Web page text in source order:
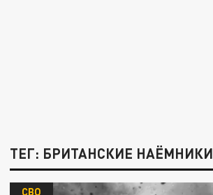
ТЕГ: БРИТАНСКИЕ НАЁМНИКИ
СВО